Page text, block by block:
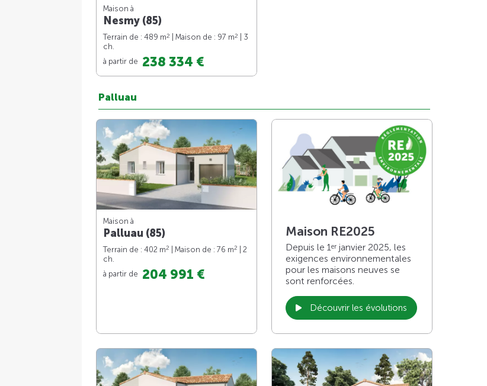
Maison à
Nesmy (85)
Terrain de : 489 m2 | Maison de : 97 m2
| 3
ch.
à partir de 238 334 €
Palluau
Maison à
Palluau (85)
Terrain de : 402 m2 | Maison de : 76 m2
| 2
ch.
à partir de 204 991 €
Maison RE2025
Depuis le 1er janvier 2025, les
exigences environnementales
pour les maisons neuves se
sont renforcées.
Découvrir les évolutions